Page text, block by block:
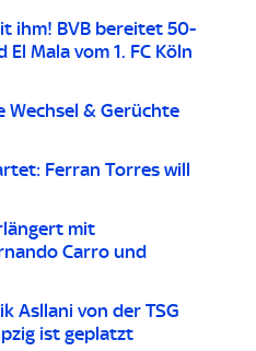
ihm! BVB bereitet 50-
Mala vom 1. FC Köln
Wechsel & Gerüchte
Ferran Torres will
mit
Carro und
Asllani von der TSG
ist geplatzt